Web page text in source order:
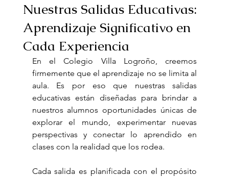
Nuestras Salidas Educativas:
Aprendizaje Significativo en
Cada Experiencia
En el Colegio Villa Logroño, creemos
firmemente que el aprendizaje no se limita al
aula. Es por eso que nuestras salidas
educativas están diseñadas para brindar a
nuestros alumnos oportunidades únicas de
explorar el mundo, experimentar nuevas
perspectivas y conectar lo aprendido en
clases con la realidad que los rodea.
Cada salida es planificada con el propósito